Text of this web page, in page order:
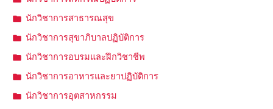
นักวิชาการสาธารณสุข
นักวิชาการสุขาภิบาลปฏิบัติการ
นักวิชาการอบรมและฝึกวิชาชีพ
นักวิชาการอาหารและยาปฏิบัติการ
นักวิชาการอุตสาหกรรม